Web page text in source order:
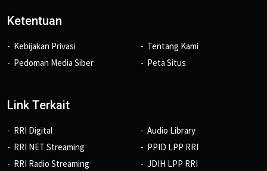
Ketentuan
Kebijakan Privasi
Pedoman Media Siber
Tentang Kami
Peta Situs
Link Terkait
RRI Digital
RRI NET Streaming
RRI Radio Streaming
Audio Library
PPID LPP RRI
JDIH LPP RRI